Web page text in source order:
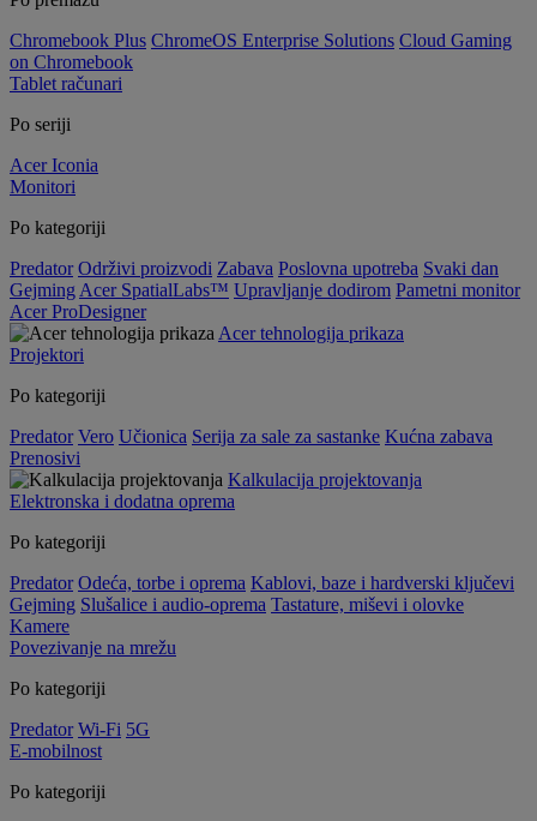
Chromebook Plus ChromeOS Enterprise Solutions Cloud Gaming
on Chromebook
Tablet računari
Po seriji
Acer Iconia
Monitori
Po kategoriji
Predator Održivi proizvodi Zabava Poslovna upotreba Svaki dan
Gejming Acer SpatialLabs™ Upravljanje dodirom Pametni monitor
Acer ProDesigner
Acer tehnologija prikaza
Projektori
Po kategoriji
Predator Vero Učionica Serija za sale za sastanke Kućna zabava
Prenosivi
Kalkulacija projektovanja
Elektronska i dodatna oprema
Po kategoriji
Predator Odeća, torbe i oprema Kablovi, baze i hardverski ključevi
Gejming Slušalice i audio-oprema Tastature, miševi i olovke
Kamere
Povezivanje na mrežu
Po kategoriji
Predator Wi-Fi 5G
E-mobilnost
Po kategoriji